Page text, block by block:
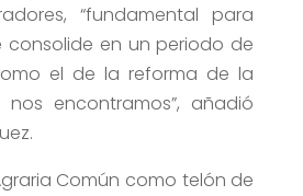
“fundamental para
consolide en un periodo de
el de la reforma de la
encontramos”, añadió
Común como telón de